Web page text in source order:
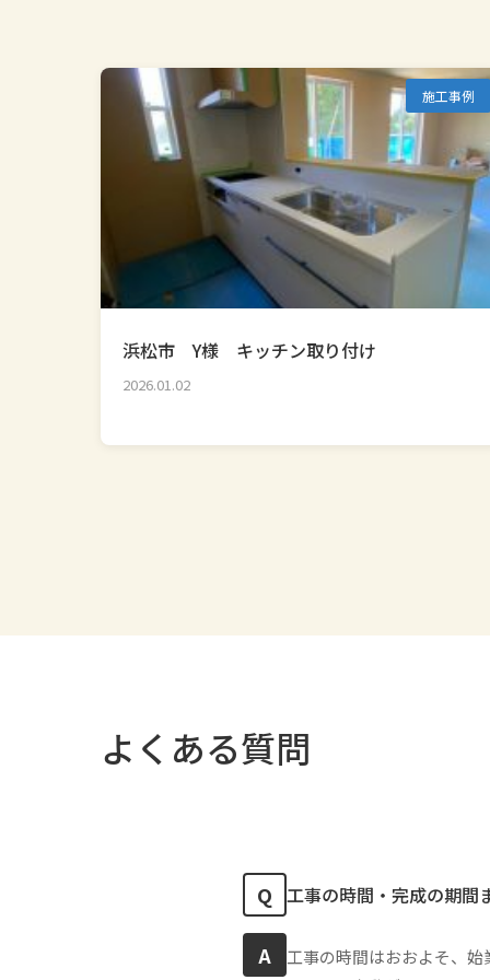
施工事例
浜松市 Y様 キッチン取り付け
2026.01.02
よくある質問
Q 工事の時間・完成の期間
A
工事の時間はおおよそ、